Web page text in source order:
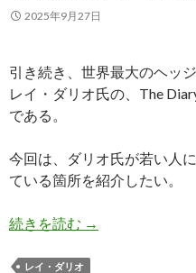
2025年9月27日
引き続き、世界最大のヘッ
レイ・ダリオ氏の、The
である。
今回は、ダリオ氏が若い人
ている箇所を紹介したい。
続きを読む レイ・ダリオ氏:
→
レイ・ダリオ